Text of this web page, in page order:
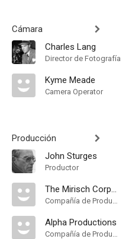
Cámara
Charles Lang
Director de Fotografía
Kyme Meade
Camera Operator
Producción
John Sturges
Productor
The Mirisch Corporation
Compañía de Produccion
Alpha Productions
Compañía de Produccion